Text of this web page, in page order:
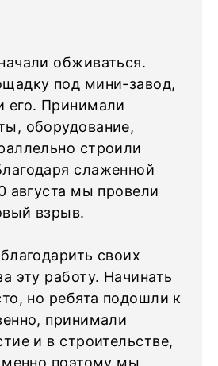
обживаться.
под мини-завод,
его. Принимали
оборудование,
строили
слаженной
августа мы провели
взрыв.
своих
эту работу. Начинать
но ребята подошли к
принимали
и в строительстве,
поэтому мы